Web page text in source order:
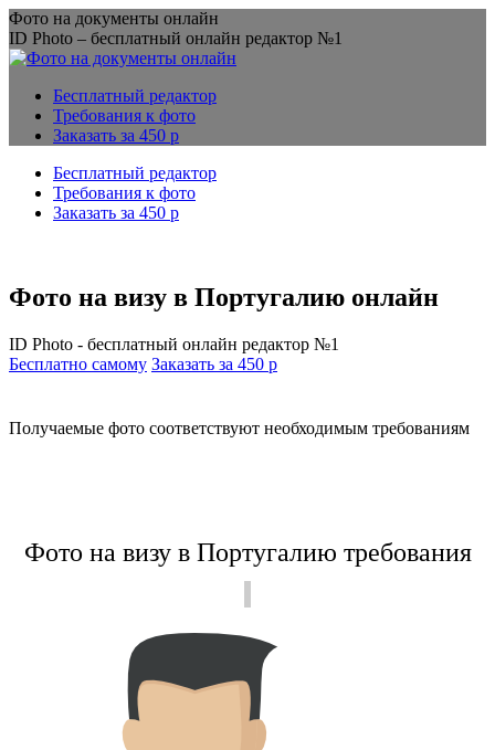
Перейти
к
содержанию
Фото на документы онлайн
ID Photo – бесплатный онлайн редактор №1
Бесплатный редактор
Требования к фото
Заказать за 450 р
Бесплатный редактор
Требования к фото
Заказать за 450 р
Фото на визу в Португалию онлайн
ID Photo - бесплатный онлайн редактор №1
Бесплатно самому Заказать за 450 р
Получаемые фото соответствуют необходимым требованиям
Фото на визу в Португалию требования